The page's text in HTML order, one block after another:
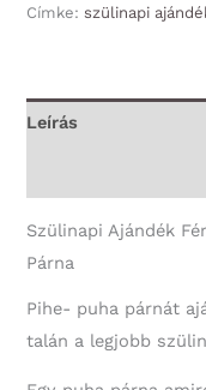
-
Férfiaknak
Címke:szülinapi
Leírás
Szülinapi Ajándék
Párna
Pihe- puha párnát
talán a legjobb